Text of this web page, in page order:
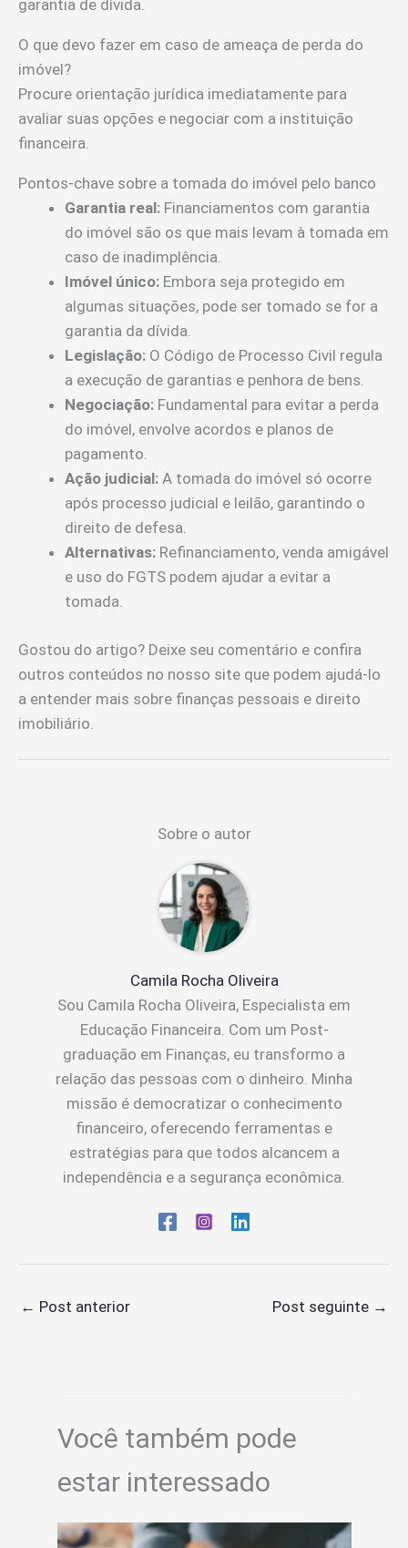
garantia de dívida.
O que devo fazer em caso de ameaça de perda do
imóvel?
Procure orientação jurídica imediatamente para
avaliar suas opções e negociar com a instituição
financeira.
Pontos-chave sobre a tomada do imóvel pelo banco
Garantia real: Financiamentos com garantia
do imóvel são os que mais levam à tomada em
caso de inadimplência.
Imóvel único: Embora seja protegido em
algumas situações, pode ser tomado se for a
garantia da dívida.
Legislação: O Código de Processo Civil regula
a execução de garantias e penhora de bens.
Negociação: Fundamental para evitar a perda
do imóvel, envolve acordos e planos de
pagamento.
Ação judicial: A tomada do imóvel só ocorre
após processo judicial e leilão, garantindo o
direito de defesa.
Alternativas: Refinanciamento, venda amigável
e uso do FGTS podem ajudar a evitar a
tomada.
Gostou do artigo? Deixe seu comentário e confira
outros conteúdos no nosso site que podem ajudá-lo
a entender mais sobre finanças pessoais e direito
imobiliário.
Sobre o autor
Camila Rocha Oliveira
Sou Camila Rocha Oliveira, Especialista em
Educação Financeira. Com um Post-
graduação em Finanças, eu transformo a
relação das pessoas com o dinheiro. Minha
missão é democratizar o conhecimento
financeiro, oferecendo ferramentas e
estratégias para que todos alcancem a
independência e a segurança econômica.
← Post anterior Post seguinte →
Você também pode
estar interessado